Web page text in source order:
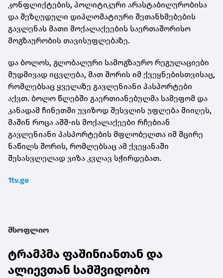
კონფლიქტების, პოლიტიკური არასტაბილურობისა
და შეზღუდული დიპლომატიური შეთანხმებების
გავლენას მათი მოქალაქეების საერთაშორისო
მოგზაურობის თავისუფლებაზე.
და ბოლოს, გლობალური სამოგზაურო რეგულაციები
მუდმივად იცვლება, მათ შორის იმ ქვეყნებისთვისაც,
რომლებსაც ყველაზე გავლენიანი პასპორტები
აქვთ. ბოლო წლებში გაერთიანებულმა სამეფომ და
კანადამ ჩინეთში უვიზოდ შესვლის უფლება მიიღეს,
მაშინ როცა აშშ-ის მოქალაქეები რჩებიან
გავლენიანი პასპორტების მფლობელთა იმ მცირე
ნაწილს შორის, რომლებსაც ამ ქვეყანაში
შესასვლელად ვიზა კვლავ სჭირდებათ.
1tv.ge
მსოფლიო
ტრამპმა ფაშინიანთან და
ალიევთან სამშვიდობო